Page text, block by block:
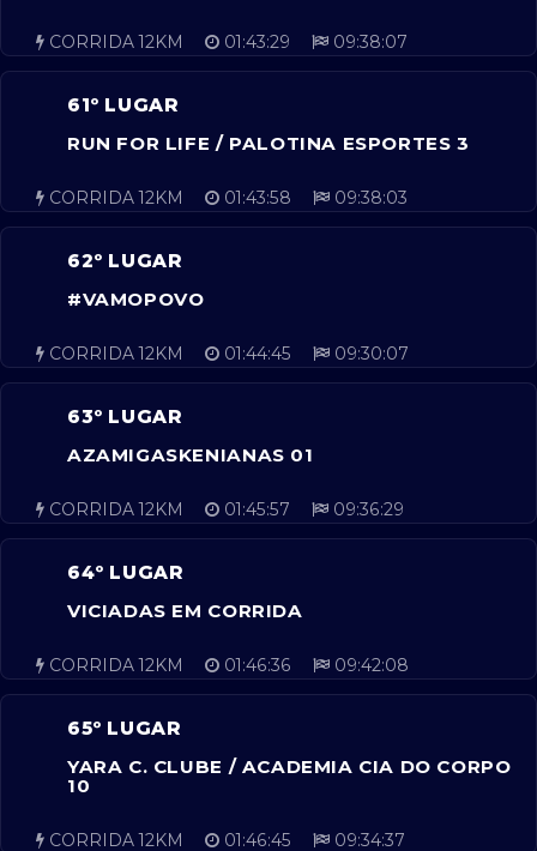
CORRIDA 12KM 01:43:29 09:38:07
61º LUGAR
RUN FOR LIFE / PALOTINA ESPORTES 3
CORRIDA 12KM 01:43:58 09:38:03
62º LUGAR
#VAMOPOVO
CORRIDA 12KM 01:44:45 09:30:07
63º LUGAR
AZAMIGASKENIANAS 01
CORRIDA 12KM 01:45:57 09:36:29
64º LUGAR
VICIADAS EM CORRIDA
CORRIDA 12KM 01:46:36 09:42:08
65º LUGAR
YARA C. CLUBE / ACADEMIA CIA DO CORPO
10
CORRIDA 12KM 01:46:45 09:34:37